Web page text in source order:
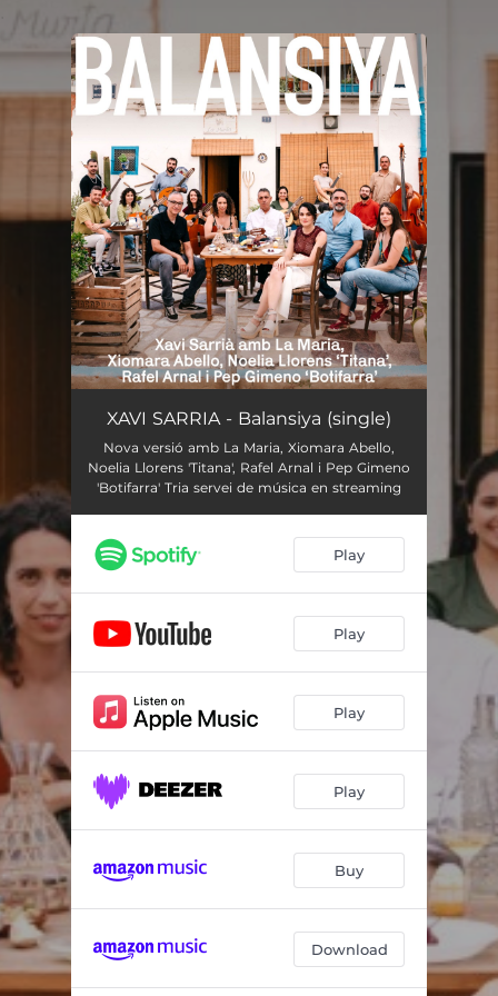
You're all set!
Balansiya 03:34
XAVI SARRIA - Balansiya (single)
Nova versió amb La Maria, Xiomara Abello,
Noelia Llorens 'Titana', Rafel Arnal i Pep Gimeno
'Botifarra' Tria servei de música en streaming
Play
Play
Play
Play
Buy
Download